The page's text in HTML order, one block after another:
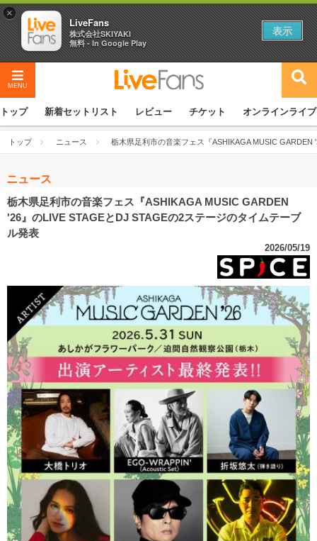
MENU
トップ 新着セットリスト レビュー チケット オンラインライブ
トップ ニュース 栃木県足利市の音楽フェス『ASHIKAGA MUSIC
ニュース
栃木県足利市の音楽フェス『ASHIKAGA MUSIC GARDEN
'26』のLIVE STAGEとDJ STAGEの2ステージのタイムテーブ
ル発表
2026/05/19
×
LiveFans
株式会社SKIYAKI
無料 - In Google Play
表示